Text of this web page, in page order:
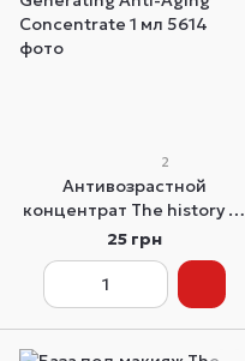
2
Антивозрастной
концентрат The history of
Whoo Bichup Self-
Generating Anti-Aging
Concentrate 1 мл
25 грн